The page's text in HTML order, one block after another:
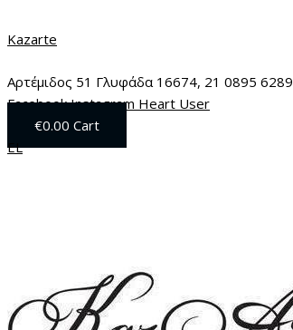
στο
Kazarte
Αρτέμιδος 51 Γλυφάδα 16674, 21 0895 6289
Facebook Instagram Heart User
€0.00 Cart
EL
Family
ποσότητα